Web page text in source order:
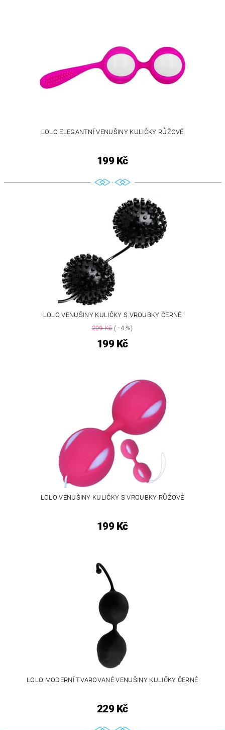
LOLO ELEGANTNÍ VENUŠINY KULIČKY RŮŽOVÉ
199 Kč
LOLO VENUŠINY KULIČKY S VROUBKY ČERNÉ
209 Kč(–4 %)
199 Kč
LOLO VENUŠINY KULIČKY S VROUBKY RŮŽOVÉ
199 Kč
LOLO MODERNÍ TVAROVANÉ VENUŠINY KULIČKY ČERNÉ
229 Kč